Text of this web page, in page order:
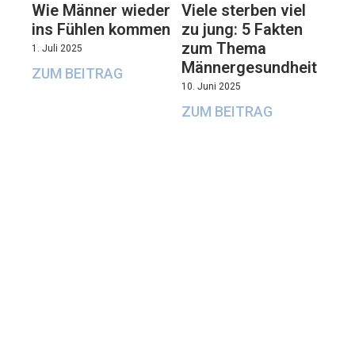
Wie Männer wieder
ins Fühlen kommen
1. Juli 2025
ZUM BEITRAG
Viele sterben viel
zu jung: 5 Fakten
zum Thema
Männergesundheit
10. Juni 2025
ZUM BEITRAG